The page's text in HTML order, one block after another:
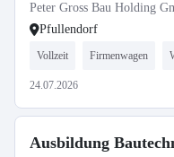
Peter Gross Bau Holding
Pfullendorf
Vollzeit Firmenwagen
24.07.2026
Ausbildung